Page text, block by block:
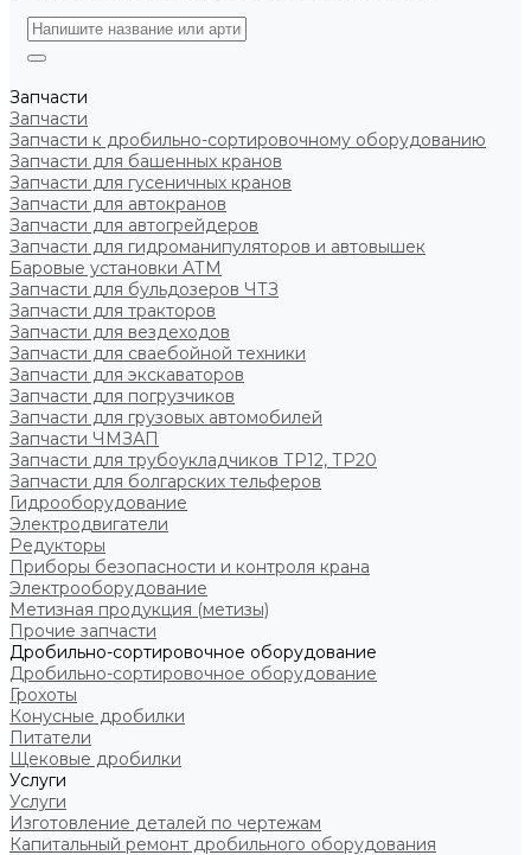
Запчасти
Запчасти
Запчасти к дробильно-сортировочному оборудованию
Запчасти для башенных кранов
Запчасти для гусеничных кранов
Запчасти для автокранов
Запчасти для автогрейдеров
Запчасти для гидроманипуляторов и автовышек
Баровые установки АТМ
Запчасти для бульдозеров ЧТЗ
Запчасти для тракторов
Запчасти для вездеходов
Запчасти для сваебойной техники
Запчасти для экскаваторов
Запчасти для погрузчиков
Запчасти для грузовых автомобилей
Запчасти ЧМЗАП
Запчасти для трубоукладчиков ТР12, ТР20
Запчасти для болгарских тельферов
Гидрооборудование
Электродвигатели
Редукторы
Приборы безопасности и контроля крана
Электрооборудование
Метизная продукция (метизы)
Прочие запчасти
Дробильно-сортировочное оборудование
Дробильно-сортировочное оборудование
Грохоты
Конусные дробилки
Питатели
Щековые дробилки
Услуги
Услуги
Изготовление деталей по чертежам
Капитальный ремонт дробильного оборудования